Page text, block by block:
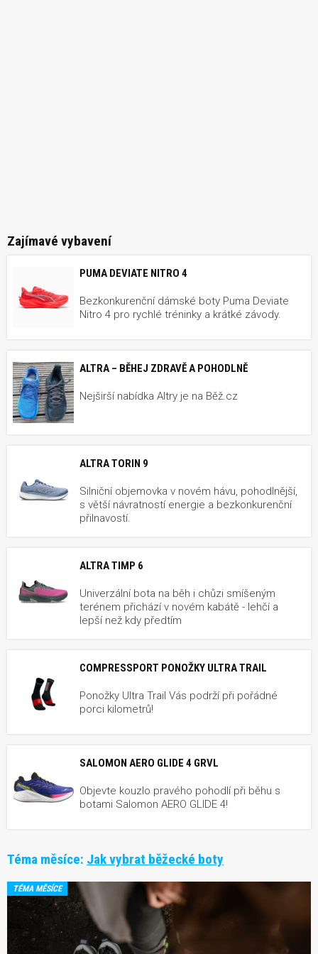
Zajímavé vybavení
PUMA DEVIATE NITRO 4
Bezkonkurenční dámské boty Puma Deviate
Nitro 4 pro rychlé tréninky a krátké závody.
ALTRA – BĚHEJ ZDRAVĚ A POHODLNĚ
Nejširší nabídka Altry je na Běž.cz
ALTRA TORIN 9
Silniční objemovka v novém hávu, pohodlnější,
s větší návratností energie a bezkonkurenční
přilnavostí.
ALTRA TIMP 6
Univerzální bota na běh i chůzi smíšeným
terénem přichází v novém kabátě - lehčí a
lepší než kdy předtím
COMPRESSPORT PONOŽKY ULTRA TRAIL
Ponožky Ultra Trail Vás podrží při pořádné
porci kilometrů!
SALOMON AERO GLIDE 4 GRVL
Objevte kouzlo pravého pohodlí při běhu s
botami Salomon AERO GLIDE 4!
Téma měsíce: Jak vybrat běžecké boty
TÉMA MĚSÍCE